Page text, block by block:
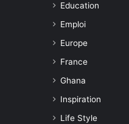
Education
Emploi
Europe
France
Ghana
Inspiration
Life Style